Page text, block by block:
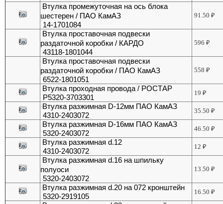
Втулка промежуточная на ось блока
шестерен / ПАО КамАЗ
14-1701084
91.50₽
Втулка проставочная подвески
раздаточной коробки / КАРДО
43118-1801044
596₽
Втулка проставочная подвески
раздаточной коробки / ПАО КамАЗ
6522-1801051
558₽
Втулка проходная провода / РОСТАР
Р5320-3703301
19₽
Втулка разжимная D-12мм ПАО КамАЗ
4310-2403072
35.50₽
Втулка разжимная D-16мм ПАО КамАЗ
5320-2403072
46.50₽
Втулка разжимная d.12
4310-2403072
12₽
Втулка разжимная d.16 на шпильку
полуоси
5320-2403072
13.50₽
Втулка разжимная d.20 на 072 кронштейн
5320-2919105
16.50₽